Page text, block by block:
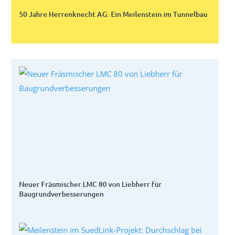
50 Jahre Herrenknecht AG: Ein Meilenstein im Tunnelbau
Neuer Fräsmischer LMC 80 von Liebherr für
Baugrundverbesserungen